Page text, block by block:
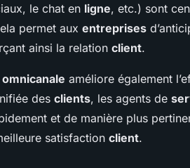
le chat en ligne, etc.) sont
permet aux entreprises
ainsi la relation client.
omnicanale améliore également
des clients, les agents de
et de manière plus
satisfaction client.